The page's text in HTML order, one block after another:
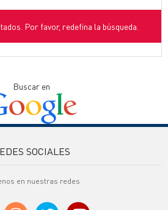
Por favor, redefina la búsqueda.
Buscar en
SOCIALES
en nuestras redes